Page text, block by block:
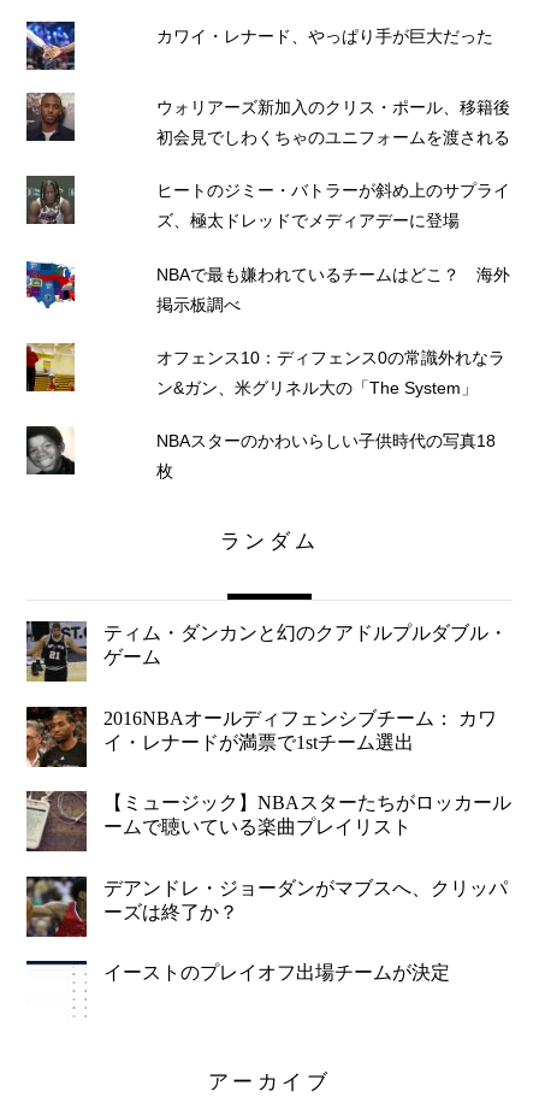
カワイ・レナード、やっぱり手が巨大だった
ウォリアーズ新加入のクリス・ポール、移籍後
初会見でしわくちゃのユニフォームを渡される
ヒートのジミー・バトラーが斜め上のサプライ
ズ、極太ドレッドでメディアデーに登場
NBAで最も嫌われているチームはどこ？ 海外
掲示板調べ
オフェンス10：ディフェンス0の常識外れなラ
ン&ガン、米グリネル大の「The System」
NBAスターのかわいらしい子供時代の写真18
枚
ランダム
ティム・ダンカンと幻のクアドルプルダブル・
ゲーム
2016NBAオールディフェンシブチーム： カワ
イ・レナードが満票で1stチーム選出
【ミュージック】NBAスターたちがロッカール
ームで聴いている楽曲プレイリスト
デアンドレ・ジョーダンがマブスへ、クリッパ
ーズは終了か？
イーストのプレイオフ出場チームが決定
アーカイブ